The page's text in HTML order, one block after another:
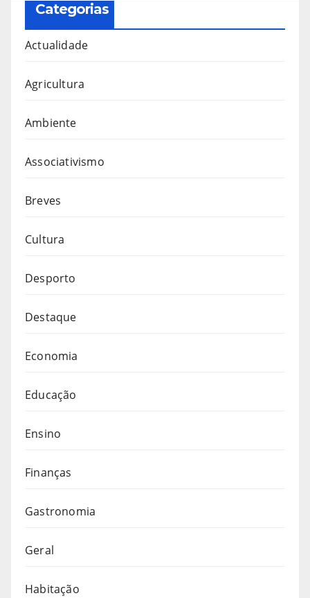
Categorias
Actualidade
Agricultura
Ambiente
Associativismo
Breves
Cultura
Desporto
Destaque
Economia
Educação
Ensino
Finanças
Gastronomia
Geral
Habitação